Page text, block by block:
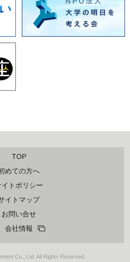
TOP
めての方へ
イトポリシー
イトマップ
お問い合せ
会社情報
Co., Ltd. All Rights Reserved.